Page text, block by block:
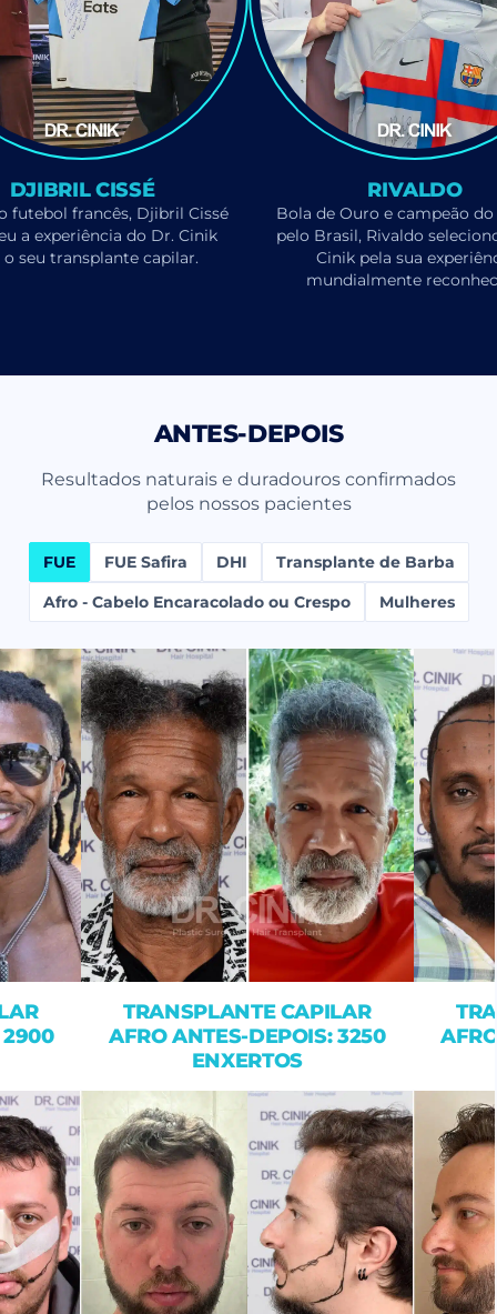
DJIBRIL CISSÉ
futebol francês, Djibril Cissé
a experiência do Dr. Cinik
o seu transplante capilar.
RIVALDO
Bola de Ouro e campeão
pelo Brasil, Rivaldo
Cinik pela sua
mundialmente
ANTES-DEPOIS
Resultados naturais e duradouros confirmados
pelos nossos pacientes
FUE FUE Safira DHI
Transplante de Barba
Afro - Cabelo Encaracolado ou Crespo
Mulheres
2900
TRANSPLANTE CAPILAR
AFRO ANTES-DEPOIS: 3250
ENXERTOS